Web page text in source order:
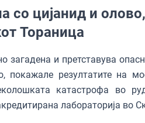
со цијанид и
Тораница
загадена и претставува
покажале резултатите на
катастрофа во
лабораторија во